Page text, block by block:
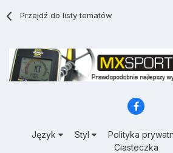
Przejdź do listy tematów
Język Styl Polityka
Ciasteczka